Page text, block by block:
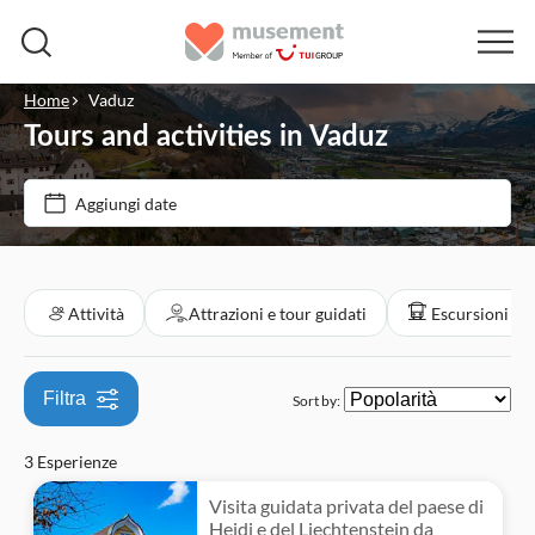
Home Vaduz
Tours and activities in Vaduz
Aggiungi date
Filtra per prezzo (Adulto)
Opzioni biglietto
Cancellazione gratuita
Conferma istantanea
Visita guidata
Tour privato
Filtra per categorie
Attività
Attività in città
Tour a piedi
Attrazioni e tour guidati
Monumenti
Escursioni e tour in giornata
Turismo e tradizioni
Attività Attrazioni e tour guidati Escursioni e
Filtra Sort by:
3 Esperienze
Visita guidata privata del paese di
Heidi e del Liechtenstein da